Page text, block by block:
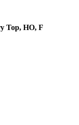
Top, HO, F